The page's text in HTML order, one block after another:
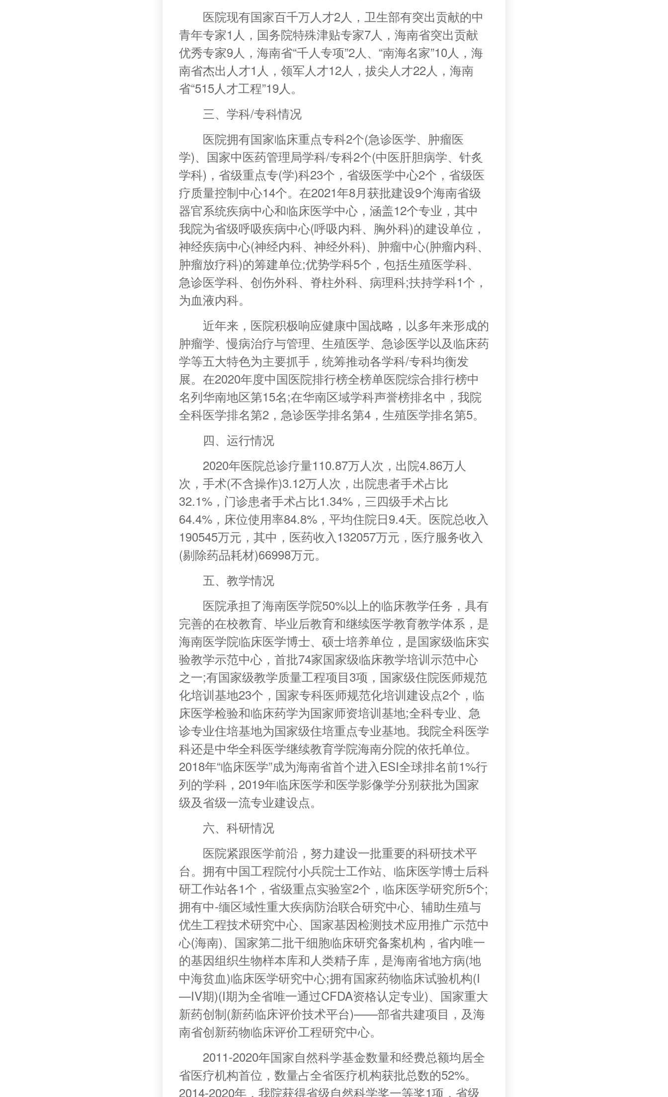
医院现有国家百千万人才2人，卫生部有突出贡献的中
青年专家1人，国务院特殊津贴专家7人，海南省突出贡献
优秀专家9人，海南省“千人专项”2人、“南海名家”10人，海
南省杰出人才1人，领军人才12人，拔尖人才22人，海南
省“515人才工程”19人。
三、学科/专科情况
医院拥有国家临床重点专科2个(急诊医学、肿瘤医
学)、国家中医药管理局学科/专科2个(中医肝胆病学、针炙
学科)，省级重点专(学)科23个，省级医学中心2个，省级医
疗质量控制中心14个。在2021年8月获批建设9个海南省级
器官系统疾病中心和临床医学中心，涵盖12个专业，其中
我院为省级呼吸疾病中心(呼吸内科、胸外科)的建设单位，
神经疾病中心(神经内科、神经外科)、肿瘤中心(肿瘤内科、
肿瘤放疗科)的筹建单位;优势学科5个，包括生殖医学科、
急诊医学科、创伤外科、脊柱外科、病理科;扶持学科1个，
为血液内科。
近年来，医院积极响应健康中国战略，以多年来形成的
肿瘤学、慢病治疗与管理、生殖医学、急诊医学以及临床药
学等五大特色为主要抓手，统筹推动各学科/专科均衡发
展。在2020年度中国医院排行榜全榜单医院综合排行榜中
名列华南地区第15名;在华南区域学科声誉榜排名中，我院
全科医学排名第2，急诊医学排名第4，生殖医学排名第5。
四、运行情况
2020年医院总诊疗量110.87万人次，出院4.86万人
次，手术(不含操作)3.12万人次，出院患者手术占比
32.1%，门诊患者手术占比1.34%，三四级手术占比
64.4%，床位使用率84.8%，平均住院日9.4天。医院总收入
190545万元，其中，医药收入132057万元，医疗服务收入
(剔除药品耗材)66998万元。
五、教学情况
医院承担了海南医学院50%以上的临床教学任务，具有
完善的在校教育、毕业后教育和继续医学教育教学体系，是
海南医学院临床医学博士、硕士培养单位，是国家级临床实
验教学示范中心，首批74家国家级临床教学培训示范中心
之一;有国家级教学质量工程项目3项，国家级住院医师规范
化培训基地23个，国家专科医师规范化培训建设点2个，临
床医学检验和临床药学为国家师资培训基地;全科专业、急
诊专业住培基地为国家级住培重点专业基地。我院全科医学
科还是中华全科医学继续教育学院海南分院的依托单位。
2018年“临床医学”成为海南省首个进入ESI全球排名前1%行
列的学科，2019年临床医学和医学影像学分别获批为国家
级及省级一流专业建设点。
六、科研情况
医院紧跟医学前沿，努力建设一批重要的科研技术平
台。拥有中国工程院付小兵院士工作站、临床医学博士后科
研工作站各1个，省级重点实验室2个，临床医学研究所5个;
拥有中-缅区域性重大疾病防治联合研究中心、辅助生殖与
优生工程技术研究中心、国家基因检测技术应用推广示范中
心(海南)、国家第二批干细胞临床研究备案机构，省内唯一
的基因组织生物样本库和人类精子库，是海南省地方病(地
中海贫血)临床医学研究中心;拥有国家药物临床试验机构(I
—IV期)(I期为全省唯一通过CFDA资格认定专业)、国家重大
新药创制(新药临床评价技术平台)——部省共建项目，及海
南省创新药物临床评价工程研究中心。
2011-2020年国家自然科学基金数量和经费总额均居全
省医疗机构首位，数量占全省医疗机构获批总数的52%。
2014-2020年，我院获得省级自然科学奖一等奖1项，省级